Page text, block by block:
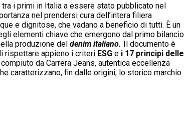
tra i primi in Italia a essere stato pubblicato nel
nel prendersi cura dell’intera filiera
e dignitose, che vadano a beneficio di tutti. È un
elementi chiave che emergono dal primo bilancio
produzione del denim italiano. Il documento è
rispettare appieno i criteri ESG e i 17 principi delle
da Carrera Jeans, autentica eccellenza
caratterizzano, fin dalle origini, lo storico marchio